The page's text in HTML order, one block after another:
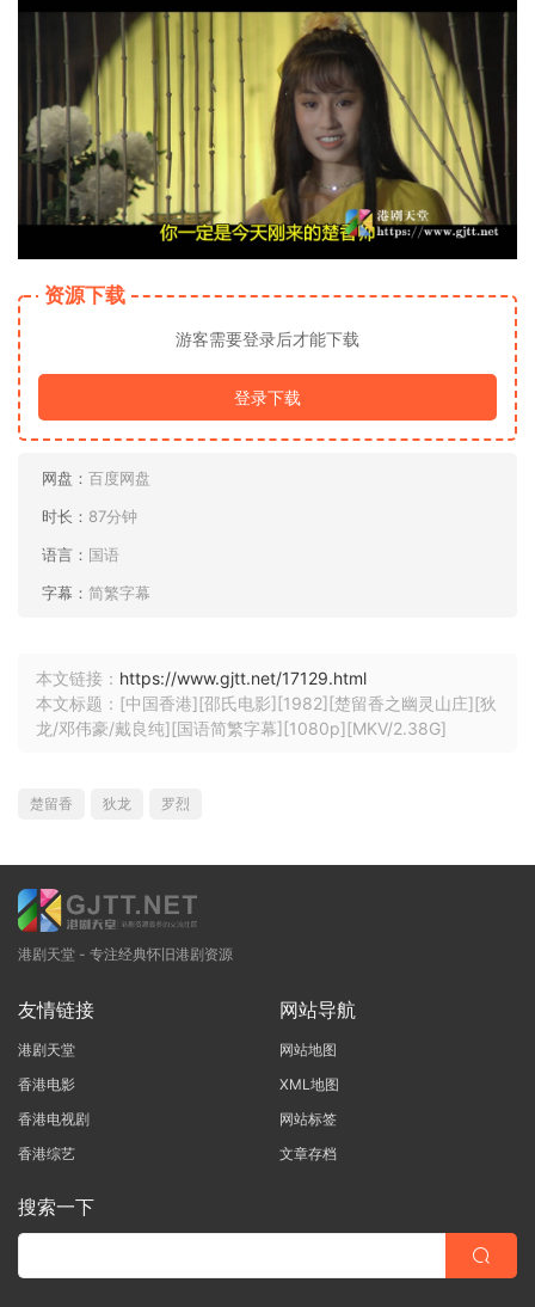
资源下载
游客需要登录后才能下载
登录下载
网盘： 百度网盘
时长： 87分钟
语言： 国语
字幕： 简繁字幕
本文链接： https://www.gjtt.net/17129.html
本文标题：[中国香港][邵氏电影][1982][楚留香之幽灵山庄][狄
龙/邓伟豪/戴良纯][国语简繁字幕][1080p][MKV/2.38G]
楚留香 狄龙 罗烈
港剧天堂 - 专注经典怀旧港剧资源
友情链接
港剧天堂
香港电影
香港电视剧
香港综艺
网站导航
网站地图
XML地图
网站标签
文章存档
搜索一下